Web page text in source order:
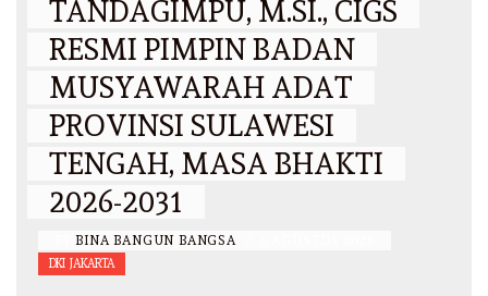
TANDAGIMPU, M.SI., CIGS
RESMI PIMPIN BADAN
MUSYAWARAH ADAT
PROVINSI SULAWESI
TENGAH, MASA BHAKTI
2026-2031
BINA BANGUN BANGSA
DKI JAKARTA